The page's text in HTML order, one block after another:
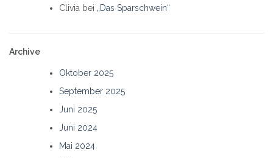
Clivia bei „Das Sparschwein“
Archive
Oktober 2025
September 2025
Juni 2025
Juni 2024
Mai 2024